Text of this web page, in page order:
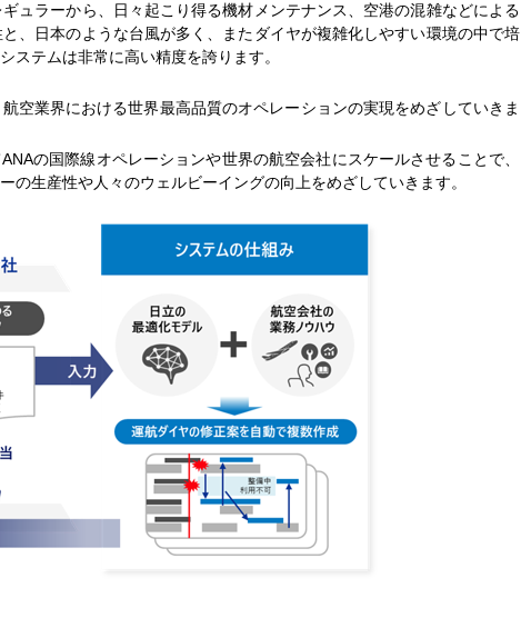
ュラーから、日々起こり得る機材メンテナンス、空港の混雑などによる
、日本のような台風が多く、またダイヤが複雑化しやすい環境の中で培
ステムは非常に高い精度を誇ります。
業界における世界最高品質のオペレーションの実現をめざしていきま
の国際線オペレーションや世界の航空会社にスケールさせることで、
生産性や人々のウェルビーイングの向上をめざしていきます。